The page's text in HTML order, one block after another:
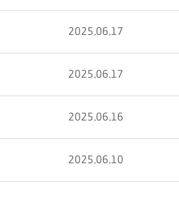
2025.06.17
2025.06.17
2025.06.16
2025.06.10